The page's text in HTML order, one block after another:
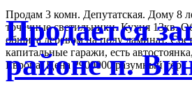
Продам 3 комн. Депутатская. Дому 8
точечные светильники. Кухня 13кв.
обшита деревом на полу ламинат.
капитальные гаражи, есть
Европа. Цена 2900000 разумный торг.
Продается
районе п.